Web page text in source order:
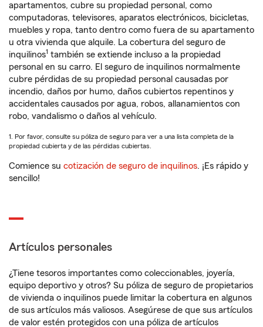
apartamentos, cubre su propiedad personal, como
computadoras, televisores, aparatos electrónicos, bicicletas,
muebles y ropa, tanto dentro como fuera de su apartamento
u otra vivienda que alquile. La cobertura del seguro de
inquilinos1 también se extiende incluso a la propiedad
personal en su carro. El seguro de inquilinos normalmente
cubre pérdidas de su propiedad personal causadas por
incendio, daños por humo, daños cubiertos repentinos y
accidentales causados por agua, robos, allanamientos con
robo, vandalismo o daños al vehículo.
1. Por favor, consulte su póliza de seguro para ver a una lista completa de la
propiedad cubierta y de las pérdidas cubiertas.
Comience su cotización de seguro de inquilinos. ¡Es rápido y
sencillo!
Artículos personales
¿Tiene tesoros importantes como coleccionables, joyería,
equipo deportivo y otros? Su póliza de seguro de propietarios
de vivienda o inquilinos puede limitar la cobertura en algunos
de sus artículos más valiosos. Asegúrese de que sus artículos
de valor estén protegidos con una póliza de artículos